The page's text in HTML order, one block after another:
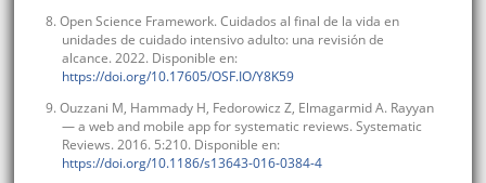
8. Open Science Framework. Cuidados al final de la vida en
unidades de cuidado intensivo adulto: una revisión de
alcance. 2022. Disponible en:
https://doi.org/10.17605/OSF.IO/Y8K59
9. Ouzzani M, Hammady H, Fedorowicz Z, Elmagarmid A. Rayyan
— a web and mobile app for systematic reviews. Systematic
Reviews. 2016. 5:210. Disponible en:
https://doi.org/10.1186/s13643-016-0384-4